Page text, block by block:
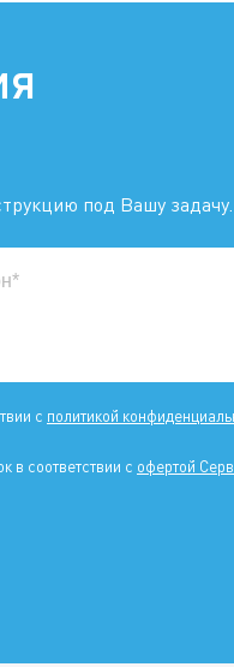
под Вашу задачу.
с политикой
в соответствии с офертой